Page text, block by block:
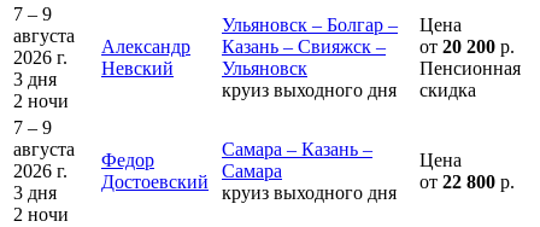
7 – 9
августа
2026 г.
3 дня
2 ночи
Александр
Невский
Ульяновск – Болгар –
Казань – Свияжск –
Ульяновск
круиз выходного дня
Цена
от 20 200 р.
Пенсионная
скидка
7 – 9
августа
2026 г.
3 дня
2 ночи
Федор
Достоевский
Самара – Казань –
Самара
круиз выходного дня
Цена
от 22 800 р.